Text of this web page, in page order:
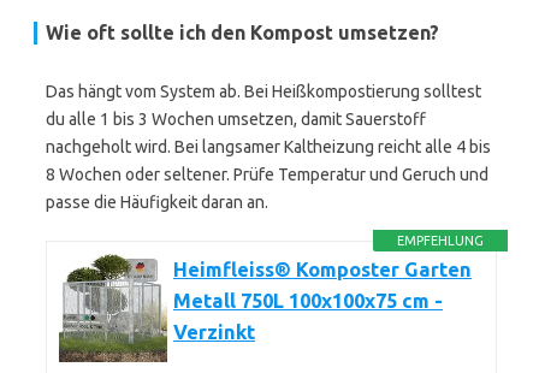
Wie oft sollte ich den Kompost umsetzen?
Das hängt vom System ab. Bei Heißkompostierung solltest
du alle 1 bis 3 Wochen umsetzen, damit Sauerstoff
nachgeholt wird. Bei langsamer Kaltheizung reicht alle 4 bis
8 Wochen oder seltener. Prüfe Temperatur und Geruch und
passe die Häufigkeit daran an.
EMPFEHLUNG
Heimfleiss® Komposter Garten
Metall 750L 100x100x75 cm -
Verzinkt